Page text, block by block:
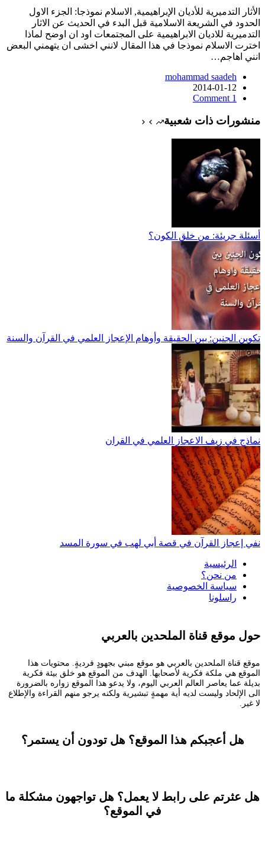
الأثار التدميرية للأديان الإبراهيمية, الاسلام نموذجا: الجزء الاول
الحدود في الشريعة الاسلامية قبل البدء في الحديث عن الاثار
التدميرية للاديان الابراهيمية على المجتمعات اود ان اوضح لماذا
اخترت الاسلام نموذجا في هذا المقال لانني اخشى ان يتهمني البعض
انني اهاجم…
mohammad saadeh
2014-01-12
1 Comment
منشورات ذات شعبية
أسئلة جريئة: من خلق الكون؟
تكوين الجنين: بين الحقيقة وأوهام الإعجاز العلمي في القرآن والسنة
نماذج في زيف الاعجاز العلمي في القران
نفي إعجاز القرآن في قصة أبي لهب في سورة المسد
الرئيسية
من نحن؟
سياسة الخصوصية
راسلونا
حول موقع قناة الملحدين بالعربي
موقع قناة الملحدين بالعربي هو موقع مبني بجهودٍ فرديةٍ. محتويات هذا
الموقع هي ملكة فكرية لأصحابها. الهدف من الموقع هو خلق بيئة فكرية
بديلة عما يعاصر العالم العربي اليوم، ولا يدعو هذا الموقع زواره بالضرورة
الى الإلحاد وليست لديه أية مهمةٍ تبشيرية ولكنه يرجو منهم القراءة والإطلاع
لا غير.
هل أعجبكم هذا الموقع؟ هل تودون أن يستمر؟
هل عثرتم على رابط لا يعمل؟ هل تواجهون مشكلة ما
في الموقع؟